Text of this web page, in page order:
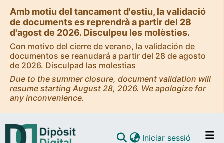
Amb motiu del tancament d'estiu, la validació
de documents es reprendrà a partir del 28
d'agost de 2026. Disculpeu les molèsties.
Con motivo del cierre de verano, la validación de
documentos se reanudará a partir del 28 de agosto
de 2026. Disculpad las molestias
Due to the summer closure, document validation will
resume starting August 28, 2026. We apologize for
any inconvenience.
Iniciar sessió (current)